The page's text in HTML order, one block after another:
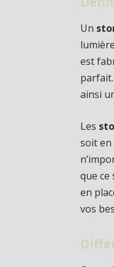
Un
est
ainsi
Les
soit en
que
en
vos